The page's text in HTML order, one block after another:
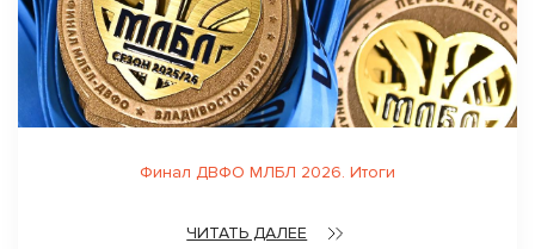
Финал ДВФО МЛБЛ 2026. Итоги
ЧИТАТЬ ДАЛЕЕ